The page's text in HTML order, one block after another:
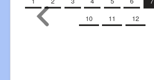
10
11 12